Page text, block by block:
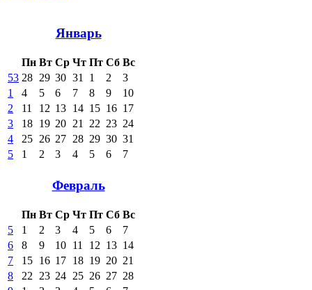
Январь
Пн Вт Ср Чт Пт Сб Вс
53 28 29 30 31 1 2
3
1
4 5 6 7 8 9
10
2
11 12 13 14 15 16 17
3
18 19 20 21 22 23 24
4
25 26 27 28 29 30 31
5
1 2 3 4 5 6 7
Февраль
Пн Вт Ср Чт Пт Сб Вс
5
1 2 3 4 5 6
7
6
8 9 10 11 12 13 14
7
15 16 17 18 19 20 21
8
22 23 24 25 26 27 28